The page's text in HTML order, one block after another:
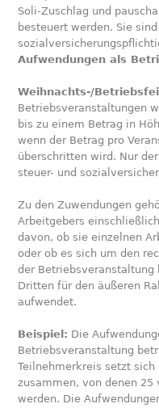
Soli-Zuschlag und
besteuert werden. Sie
Aufwendungen als
Weihnachts-/
Betriebsveranstaltungen
bis zu einem Betrag in
wenn der Betrag pro
überschritten wird. Nur
steuer- und
Zu den Zuwendungen
Arbeitgebers
davon, ob sie einzelnen
oder ob es sich um den
der Betriebsveranstaltung
Dritten für den äußeren
aufwendet.
Beispiel: Die
Betriebsveranstaltung
Teilnehmerkreis setzt sich
zusammen, von denen
werden. Die